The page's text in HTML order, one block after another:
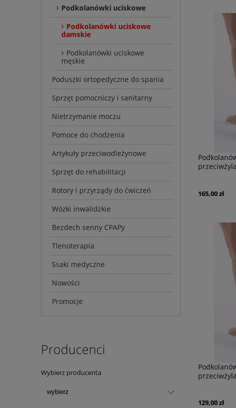
Podkolanówki uciskowe
Podkolanówki uciskowe
damskie
Podkolanówki uciskowe
męskie
Poduszki ortopedyczne do spania
Sprzęt pomocniczy i sanitarny
Nietrzymanie moczu
Pomoce do chodzenia
Artykuły przeciwodleżynowe
Sprzęt do rehabilitacji
Rotory i przyrządy do ćwiczeń
Wózki inwalidzkie
Bezdech senny CPAPy
Tlenoterapia
Ssaki medyczne
Nowości
Promocje
Producenci
Wybierz producenta
165,00 zł
129,00 zł